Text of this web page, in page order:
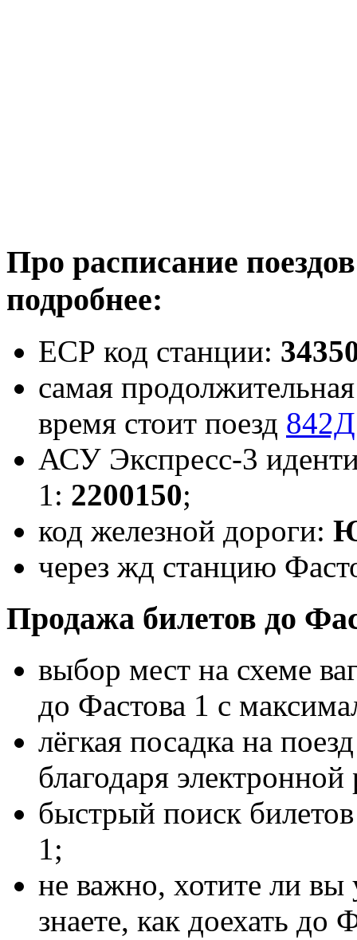
Про расписание
подробнее:
ЕСР код станции:
самая
время стоит поезд 842Д
АСУ Экспресс-3
1: 2200150;
код железной дороги:
через жд станцию
Продажа билетов до
выбор мест на схеме
до Фастова 1 с
лёгкая посадка на
благодаря
быстрый поиск
1;
не важно, хотите ли вы
знаете, как доехать до